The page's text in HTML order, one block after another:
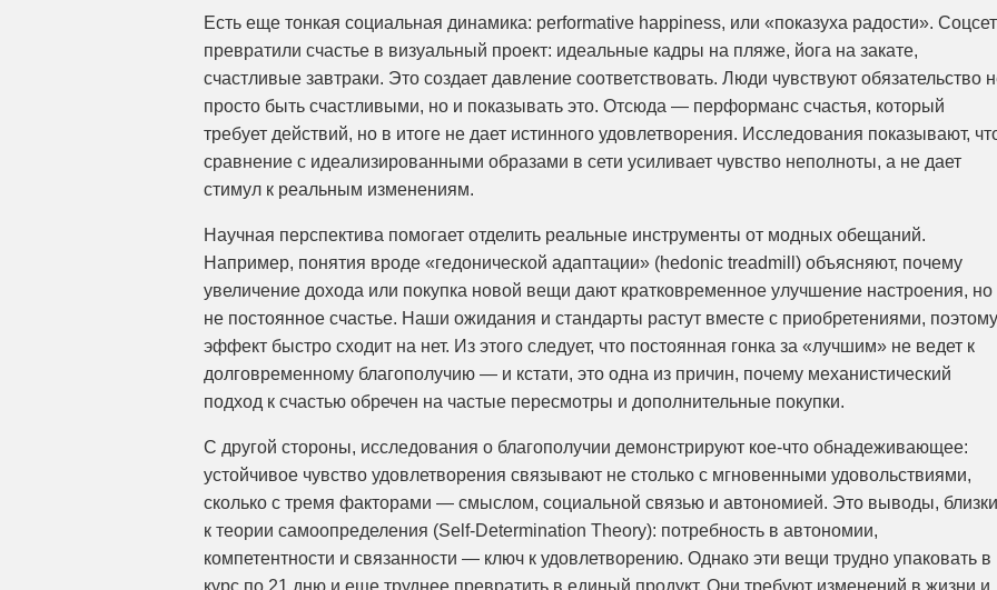
Есть еще тонкая социальная динамика: performative happiness, или «показухa радости».
превратили счастье в визуальный проект: идеальные кадры на пляже, йога на закате,
счастливые завтраки. Это создает давление соответствовать. Люди чувствуют обязательство
просто быть счастливыми, но и показывать это. Отсюда — перформанс счастья, который
требует действий, но в итоге не дает истинного удовлетворения. Исследования показывают,
сравнение с идеализированными образами в сети усиливает чувство неполноты, а не дает
стимул к реальным изменениям.
Научная перспектива помогает отделить реальные инструменты от модных обещаний.
Например, понятия вроде «гедонической адаптации» (hedonic treadmill) объясняют, почему
увеличение дохода или покупка новой вещи дают кратковременное улучшение настроения, но
не постоянное счастье. Наши ожидания и стандарты растут вместе с приобретениями, поэтому
эффект быстро сходит на нет. Из этого следует, что постоянная гонка за «лучшим» не ведет к
долговременному благополучию — и кстати, это одна из причин, почему механистический
подход к счастью обречен на частые пересмотры и дополнительные покупки.
С другой стороны, исследования о благополучии демонстрируют кое-что обнадеживающее:
устойчивое чувство удовлетворения связывают не столько с мгновенными удовольствиями,
сколько с тремя факторами — смыслом, социальной связью и автономией. Это выводы,
к теории самоопределения (Self-Determination Theory): потребность в автономии,
компетентности и связанности — ключ к удовлетворению. Однако эти вещи трудно упаковать в
курс по 21 дню и еще труднее превратить в единый продукт. Они требуют изменений в жизни и